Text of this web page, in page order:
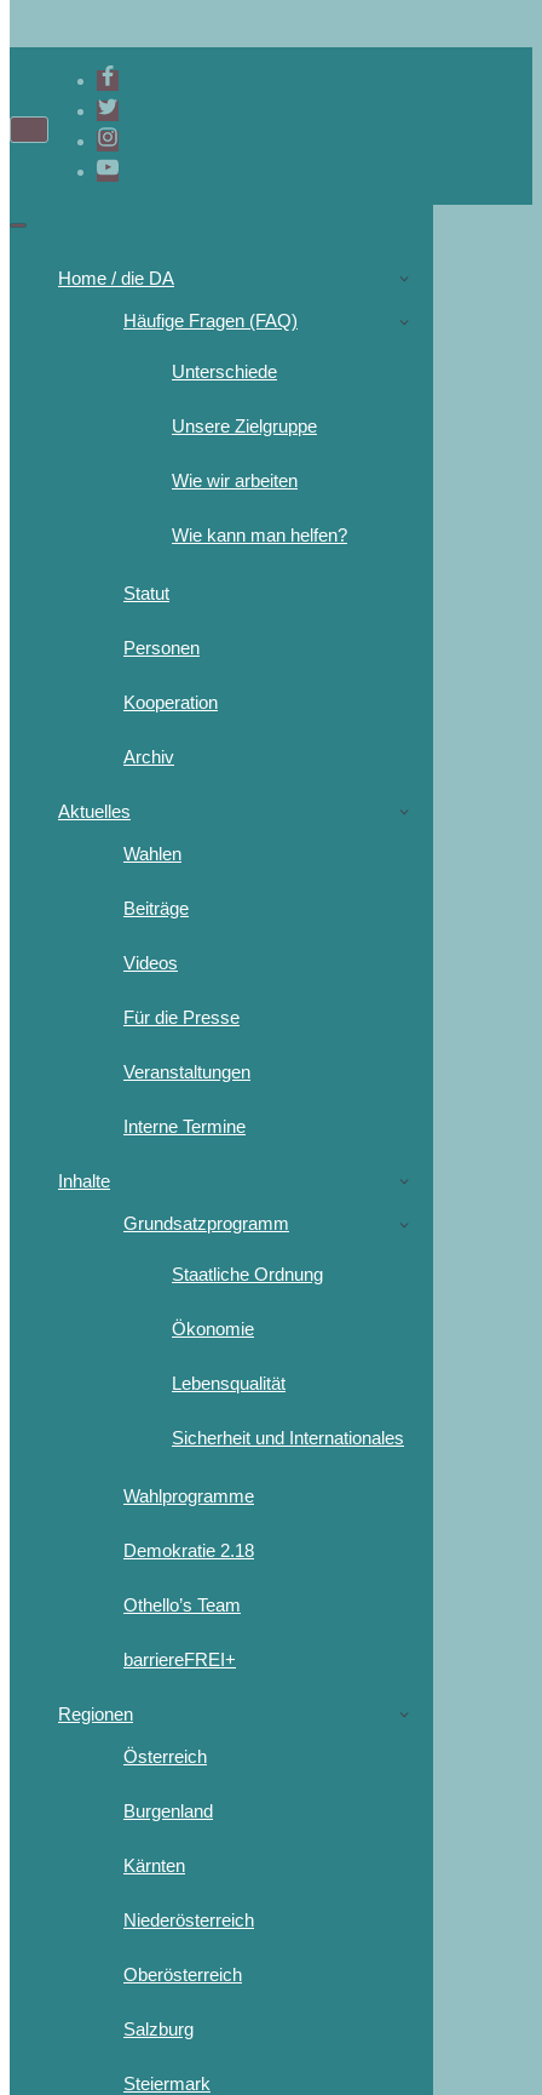
Navigations-
Navigations-
Home / die DA
Häufige Fragen (FAQ)
Unterschiede
Unsere Zielgruppe
Wie wir arbeiten
Wie kann man helfen?
Statut
Personen
Kooperation
Archiv
Aktuelles
Wahlen
Beiträge
Videos
Für die Presse
Veranstaltungen
Interne Termine
Inhalte
Grundsatzprogramm
Staatliche Ordnung
Ökonomie
Lebensqualität
Sicherheit und Internationales
Wahlprogramme
Demokratie 2.18
Othello’s Team
barriereFREI+
Regionen
Österreich
Burgenland
Kärnten
Niederösterreich
Oberösterreich
Salzburg
Steiermark